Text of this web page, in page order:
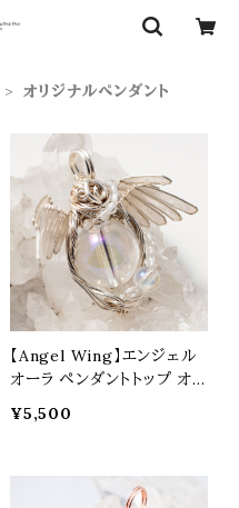
オリジナルペンダント
【Angel Wing】エンジェル
オーラ ペンダントトップ オリ
パワーストーン dwa0021
¥5,500